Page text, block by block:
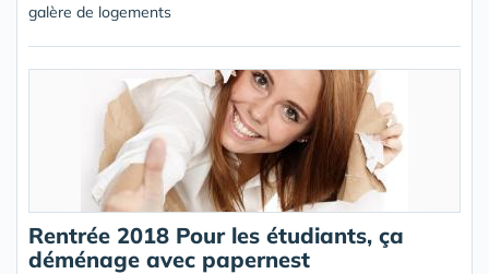
galère de logements
Rentrée 2018 Pour les étudiants, ça
déménage avec papernest